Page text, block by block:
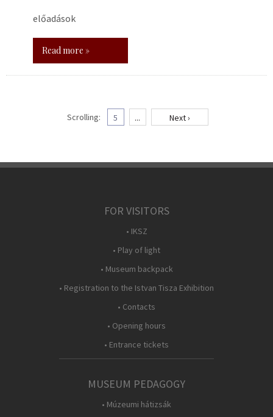
előadások
Read more »
Scrolling: 5 ... Next ›
FOR VISITORS
• IKSZ
• Play of light
• Museum backpack
• Registration to the Istvan Tisza Exhibition
• Contacts
• Opening hours
• Entrance tickets
MUSEUM PEDAGOGY
• Múzeumi hátizsák